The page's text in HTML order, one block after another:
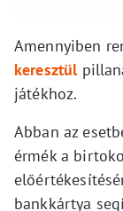
Amennyiben
keresztül
játékhoz.
Abban az
érmék a
bankkártya